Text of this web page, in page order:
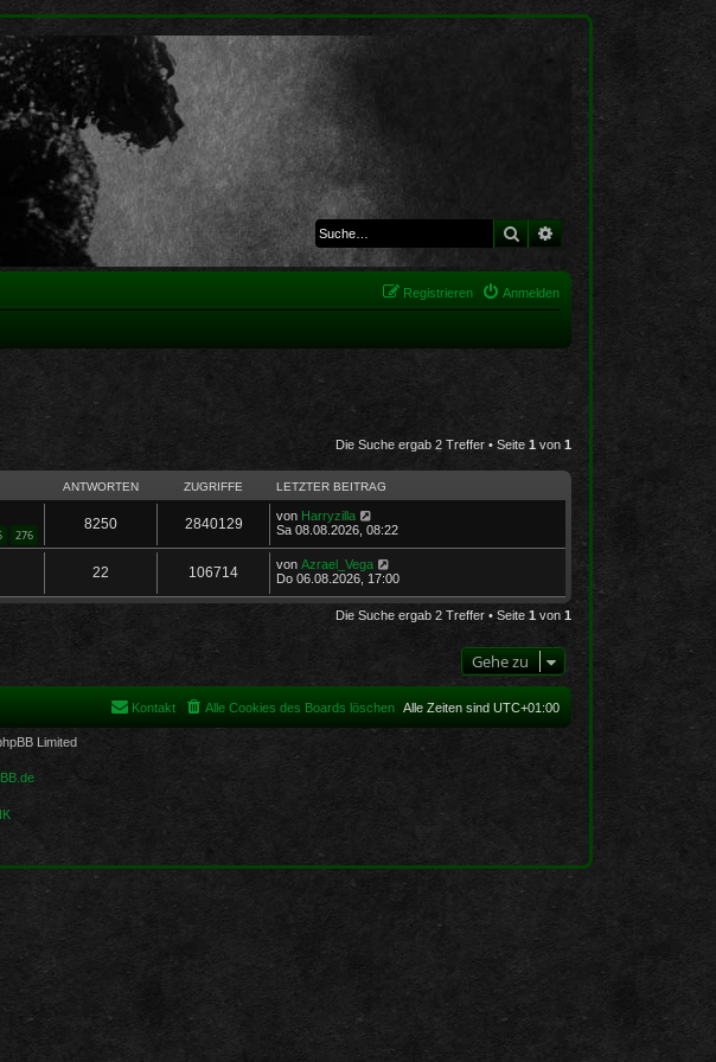
Suche Erweiterte Suche
Anmelden
Registrieren
Die Suche ergab 2 Treffer • Seite 1 von 1
ANTWORTEN ZUGRIFFE LETZTER BEITRAG
276
8250 2840129 von Harryzilla
Sa 08.08.2026, 08:22
22 106714 von Azrael_Vega
Do 06.08.2026, 17:00
Die Suche ergab 2 Treffer • Seite 1 von 1
Gehe zu
Alle Zeiten sind UTC+01:00
Alle Cookies des Boards löschen
Kontakt
Limited